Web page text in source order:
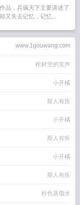
品，兵疯天下主要讲述了
又失去记忆，记忆...
www.1gouwang.com
棺材里的笑声
小开橘
斯人有疾
小开橘
斯人有疾
小开橘
斯人有疾
粉色蒸馏水